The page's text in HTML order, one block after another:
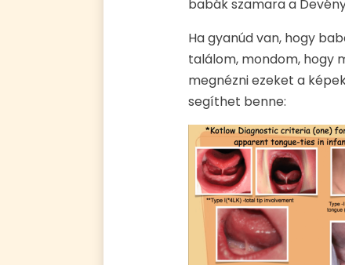
babák szamara a
Ha gyanúd van, hogy
találom, mondom, hogy
megnézni ezeket a
segíthet benne: